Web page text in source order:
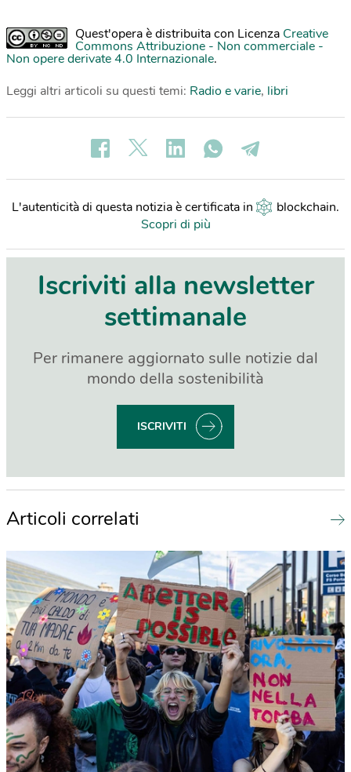
Quest'opera è distribuita con Licenza Creative
Commons Attribuzione - Non commerciale -
Non opere derivate 4.0 Internazionale.
Leggi altri articoli su questi temi: Radio e varie, libri
L'autenticità di questa notizia è certificata in blockchain.
Scopri di più
Iscriviti alla newsletter
settimanale
Per rimanere aggiornato sulle notizie dal
mondo della sostenibilità
ISCRIVITI
Articoli correlati